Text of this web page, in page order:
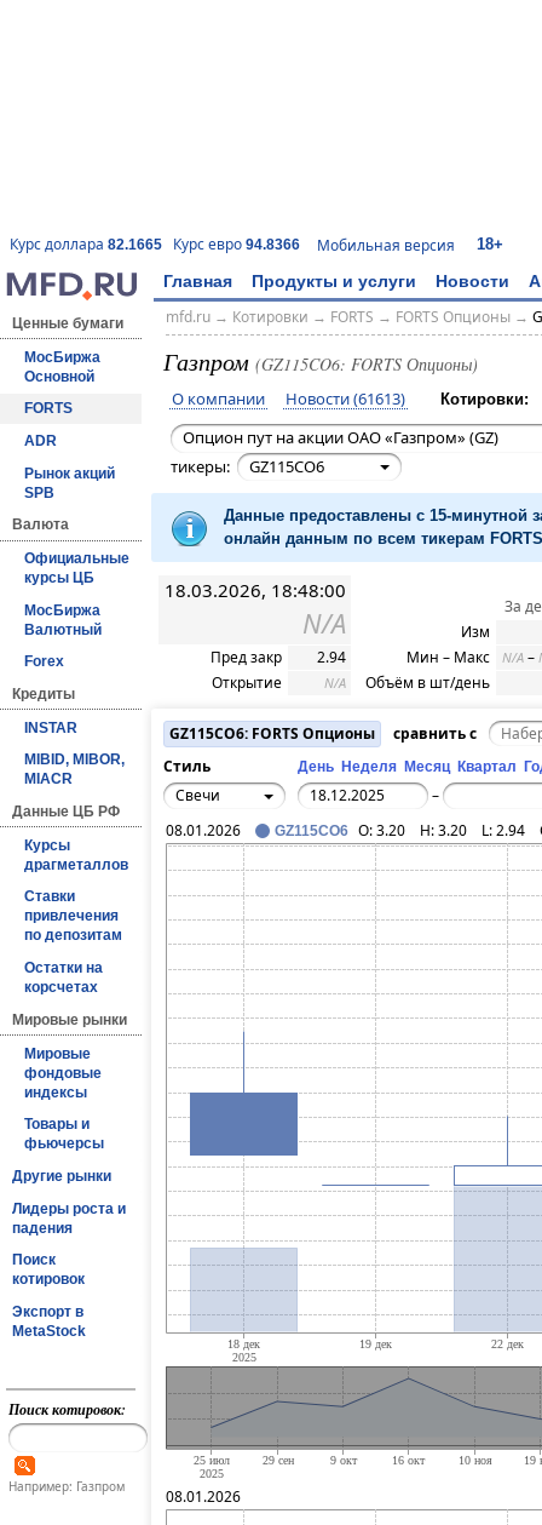
Курс доллара 82.1665 Курс евро 94.8366 Мобильная версия 18+
Главная Продукты и услуги Новости
Ценные бумаги
МосБиржа
Основной
FORTS
ADR
Рынок акций
SPB
Валюта
Официальные
курсы ЦБ
МосБиржа
Валютный
Forex
Кредиты
INSTAR
MIBID, MIBOR,
MIACR
Данные ЦБ РФ
Курсы
драгметаллов
Ставки
привлечения
по депозитам
Остатки на
корсчетах
Мировые рынки
Мировые
фондовые
индексы
Товары и
фьючерсы
Другие рынки
Лидеры роста и
падения
Поиск
котировок
Экспорт в
MetaStock
Поиск котировок:
Например: Газпром
mfd.ru→ Котировки → FORTS → FORTS Опционы→
Газпром (GZ115CO6: FORTS Опционы)
О компании Новости (61613) Котировки:
Опцион пут на акции ОАО «Газпром» (GZ)
тикеры:
GZ115CO6
Данные предоставлены с 15-минутной
онлайн данным по всем тикерам
18.03.2026, 18:48:00
N/A
Пред закр
2.94
Открытие
N/A
За
Изм
Мин – Макс
N/A –
Объём в шт/день
GZ115CO6: FORTS Опционы
сравнить с
Стиль
День Неделя Месяц Квартал
Свечи
–
08.01.2026
GZ115CO6 O:3.20 H:3.20 L:2.94
08.01.2026